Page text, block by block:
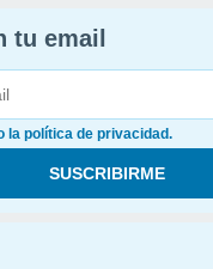
tu email
la política de privacidad.